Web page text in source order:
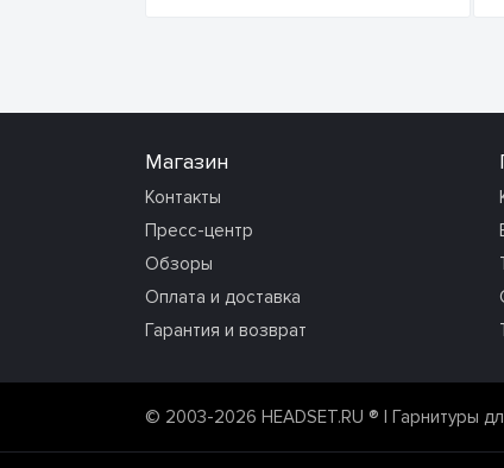
Магазин
Контакты
Пресс-центр
Обзоры
Оплата и доставка
Гарантия и возврат
© 2003-2026 HEADSET.RU ® | Гарнитуры